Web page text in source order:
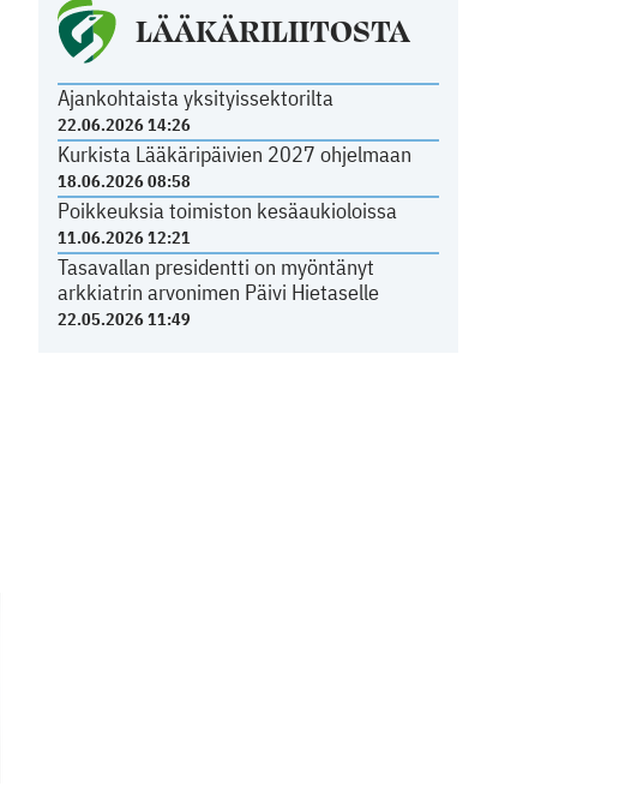
LÄÄKÄRILIITOSTA
Ajankohtaista yksityissektorilta
22.06.2026 14:26
Kurkista Lääkäripäivien 2027 ohjelmaan
18.06.2026 08:58
Poikkeuksia toimiston kesäaukioloissa
11.06.2026 12:21
Tasavallan presidentti on myöntänyt
arkkiatrin arvonimen Päivi Hietaselle
22.05.2026 11:49